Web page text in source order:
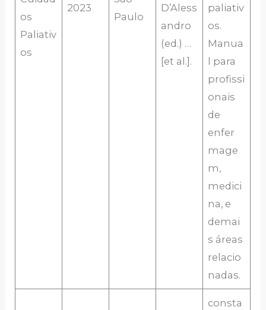
os
Paliativ
os
2023
Paulo
D’Aless
andro
(ed.) …
[et al.].
paliativ
os.
Manua
l para
profissi
onais
de
enfer
mage
m,
medici
na, e
demai
s áreas
relacio
nadas.
consta